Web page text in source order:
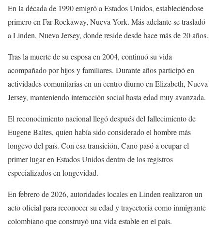
En la década de 1990 emigró a Estados Unidos, estableciéndose
primero en Far Rockaway, Nueva York. Más adelante se trasladó
a Linden, Nueva Jersey, donde reside desde hace más de 20 años.
Tras la muerte de su esposa en 2004, continuó su vida
acompañado por hijos y familiares. Durante años participó en
actividades comunitarias en un centro diurno en Elizabeth, Nueva
Jersey, manteniendo interacción social hasta edad muy avanzada.
El reconocimiento nacional llegó después del fallecimiento de
Eugene Baltes, quien había sido considerado el hombre más
longevo del país. Con esa transición, Cano pasó a ocupar el
primer lugar en Estados Unidos dentro de los registros
especializados en longevidad.
En febrero de 2026, autoridades locales en Linden realizaron un
acto oficial para reconocer su edad y trayectoria como inmigrante
colombiano que construyó una vida estable en el país.